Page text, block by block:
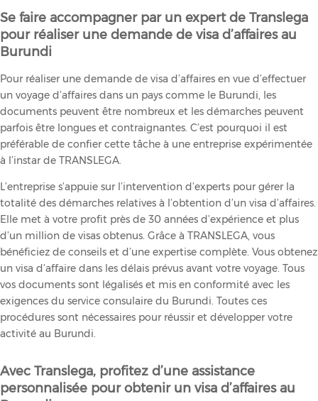
Se faire accompagner par un expert de Translega
pour réaliser une demande de visa d’affaires au
Burundi
Pour réaliser une demande de visa d’affaires en vue d’effectuer
un voyage d’affaires dans un pays comme le Burundi, les
documents peuvent être nombreux et les démarches peuvent
parfois être longues et contraignantes. C’est pourquoi il est
préférable de confier cette tâche à une entreprise expérimentée
à l’instar de TRANSLEGA.
L’entreprise s’appuie sur l’intervention d’experts pour gérer la
totalité des démarches relatives à l’obtention d’un visa d’affaires.
Elle met à votre profit près de 30 années d’expérience et plus
d’un million de visas obtenus. Grâce à TRANSLEGA, vous
bénéficiez de conseils et d’une expertise complète. Vous obtenez
un visa d’affaire dans les délais prévus avant votre voyage. Tous
vos documents sont légalisés et mis en conformité avec les
exigences du service consulaire du Burundi. Toutes ces
procédures sont nécessaires pour réussir et développer votre
activité au Burundi.
Avec Translega, profitez d’une assistance
personnalisée pour obtenir un visa d’affaires au